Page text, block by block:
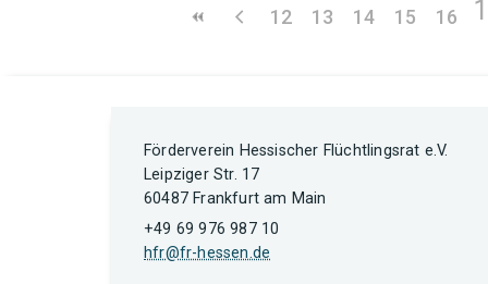
12 13 14 15 16
Förderverein Hessischer Flüchtlingsrat e.V.
Leipziger Str. 17
60487 Frankfurt am Main
+49 69 976 987 10
hfr@fr-hessen.de